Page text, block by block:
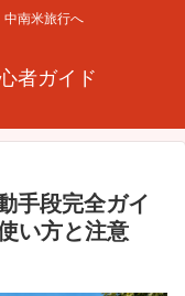
中南米旅行へ
者ガイド
手段完全ガイ
い方と注意